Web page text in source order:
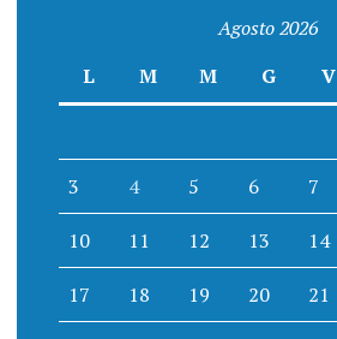
Agosto 2026
L
M M G V
3 4 5 6 7
10 11 12 13 14
17 18 19 20 21